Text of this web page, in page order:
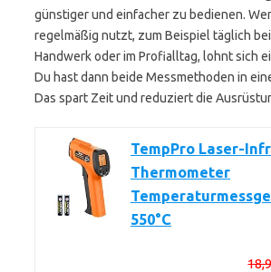
günstiger und einfacher zu bedienen.
regelmäßig nutzt, zum Beispiel täglich
Handwerk oder im Profialltag, lohnt sich
Du hast dann beide Messmethoden in
Das spart Zeit und reduziert die
TempPro Laser-
Thermometer
550°C